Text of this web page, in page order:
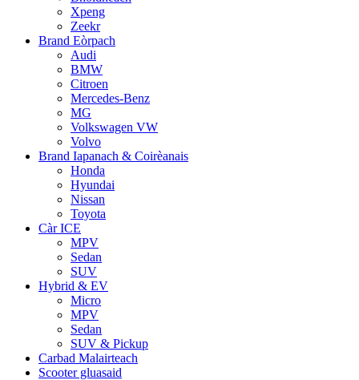
Xpeng
Zeekr
Brand Eòrpach
Audi
BMW
Citroen
Mercedes-Benz
MG
Volkswagen VW
Volvo
Brand Iapanach & Coirèanais
Honda
Hyundai
Nissan
Toyota
Càr ICE
MPV
Sedan
SUV
Hybrid & EV
Micro
MPV
Sedan
SUV & Pickup
Carbad Malairteach
Scooter gluasaid